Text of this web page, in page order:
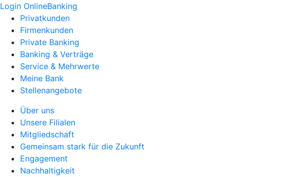
Login OnlineBanking
Privatkunden
Firmenkunden
Private Banking
Banking & Verträge
Service & Mehrwerte
Meine Bank
Stellenangebote
Über uns
Unsere Filialen
Mitgliedschaft
Gemeinsam stark für die Zukunft
Engagement
Nachhaltigkeit